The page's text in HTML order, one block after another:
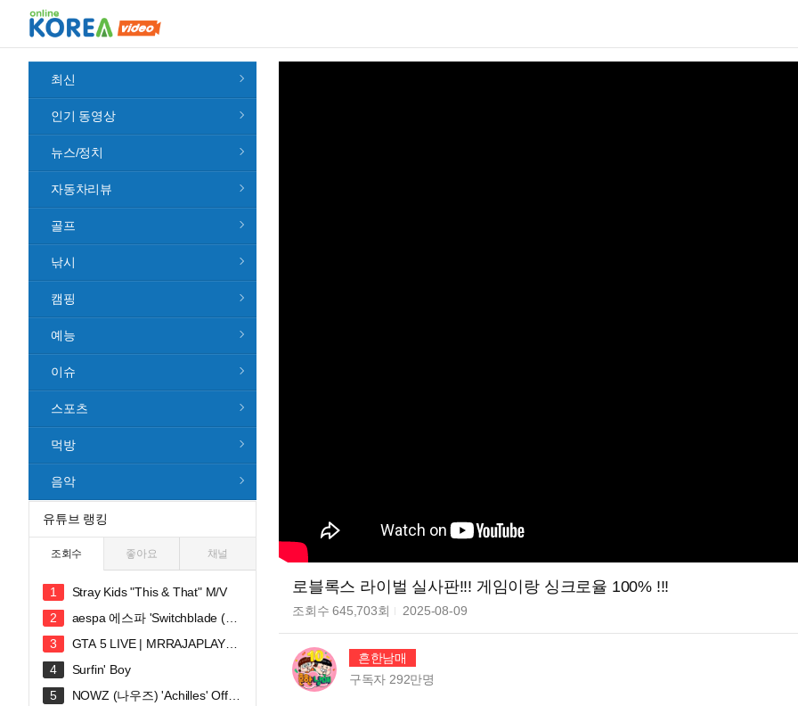
최신
인기 동영상
뉴스/정치
자동차리뷰
골프
낚시
캠핑
예능
이슈
스포츠
먹방
음악
유튜브 랭킹
조회수 좋아요 채널
Stray Kids "This & That" M/V
aespa 에스파 'Switchblade (Fe
at. Ty Dolla $ign)' MV
GTA 5 LIVE | MRRAJAPLAY#s
hortslive #shortsfeed #gta5 #gtaonli
ne
Surfin' Boy
NOWZ (나우즈) 'Achilles' Offici
로블록스 라이벌 실사판!!! 게임이랑 싱크로율 100% !!!
조회수645,703회 2025-08-09
흔한남매
구독자292만명